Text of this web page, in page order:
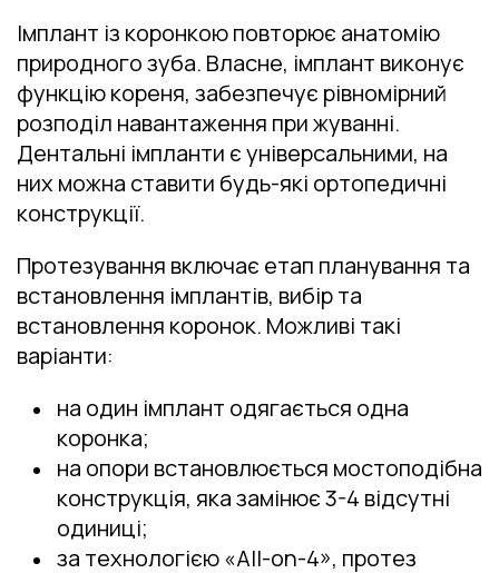
Імплант із коронкою повторює анатомію
природного зуба. Власне, імплант виконує
функцію кореня, забезпечує рівномірний
розподіл навантаження при жуванні.
Дентальні імпланти є універсальними, на
них можна ставити будь-які ортопедичні
конструкції.
Протезування включає етап планування та
встановлення імплантів, вибір та
встановлення коронок. Можливі такі
варіанти:
на один імплант одягається одна
коронка;
на опори встановлюється мостоподібна
конструкція, яка замінює 3-4 відсутні
одиниці;
за технологією «All-on-4», протез